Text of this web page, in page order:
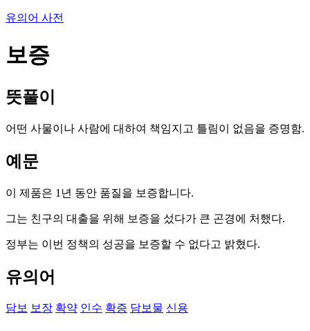
유의어 사전
보증
뜻풀이
어떤 사물이나 사람에 대하여 책임지고 틀림이 없음을 증명함.
예문
이 제품은 1년 동안 품질을 보증합니다.
그는 친구의 대출을 위해 보증을 섰다가 큰 곤경에 처했다.
정부는 이번 정책의 성공을 보증할 수 없다고 밝혔다.
유의어
담보 보장 확약 인수 확증 담보물 신용